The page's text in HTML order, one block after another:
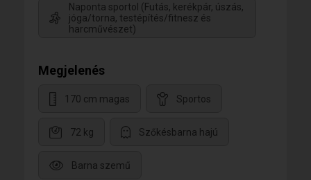
Naponta sportol (Futás, kerékpár, úszás,
jóga/torna, testépítés/fitnesz és
harcművészet)
Megjelenés
170 cm magas Sportos
72 kg Szőkésbarna hajú
Barna szemű